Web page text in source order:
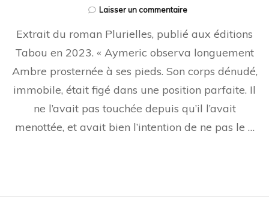
Laisser un commentairesur
(extrait)
Extrait du roman Plurielles, publié aux éditions
Tabou en 2023. « Aymeric observa longuement
Ambre prosternée à ses pieds. Son corps dénudé,
immobile, était figé dans une position parfaite. Il
ne l’avait pas touchée depuis qu’il l’avait
menottée, et avait bien l’intention de ne pas le …